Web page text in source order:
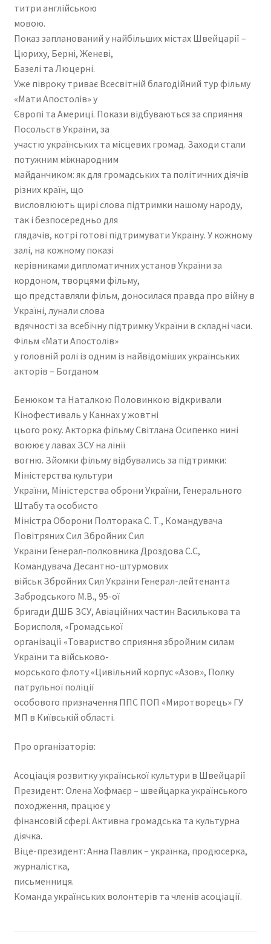
титри англійською
мовою.
Показ запланований у найбільших містах Швейцарії –
Цюриху, Берні, Женеві,
Базелі та Люцерні.
Уже півроку триває Всесвітній благодійний тур фільму
«Мати Апостолів» у
Європі та Америці. Покази відбуваються за сприяння
Посольств України, за
участю українських та місцевих громад. Заходи стали
потужним міжнародним
майданчиком: як для громадських та політичних діячів
різних країн, що
висловлюють щирі слова підтримки нашому народу,
так і безпосередньо для
глядачів, котрі готові підтримувати Україну. У кожному
залі, на кожному показі
керівниками дипломатичних установ України за
кордоном, творцями фільму,
що представляли фільм, доносилася правда про війну в
Україні, лунали слова
вдячності за всебічну підтримку України в складні часи.
Фільм «Мати Апостолів»
у головній ролі із одним із найвідоміших українських
акторів – Богданом
Бенюком та Наталкою Половинкою відкривали
Кінофестиваль у Каннах у жовтні
цього року. Акторка фільму Світлана Осипенко нині
воюює у лавах ЗСУ на лінії
вогню. Зйомки фільму відбувались за підтримки:
Міністерства культури
України, Міністерства оброни України, Генерального
Штабу та особисто
Міністра Оборони Полторака С. Т., Командувача
Повітряних Сил Збройних Сил
України Генерал-полковника Дроздова С.С,
Командувача Десантно-штурмових
військ Збройних Сил України Генерал-лейтенанта
Забродського М.В., 95-ої
бригади ДШБ ЗСУ, Авіаційних частин Василькова та
Борисполя, «Громадської
організації «Товариство сприяння збройним силам
України та військово-
морського флоту «Цивільний корпус «Азов», Полку
патрульної поліції
особового призначення ППС ПОП «Миротворець» ГУ
МП в Київській області.
Про організаторів:
Асоціація розвитку української культури в Швейцарії
Президент: Олена Хофмаєр – швейцарка українського
походження, працює у
фінансовій сфері. Активна громадська та культурна
діячка.
Віце-президент: Анна Павлик – українка, продюсерка,
журналістка,
письменниця.
Команда українських волонтерів та членів асоціації.